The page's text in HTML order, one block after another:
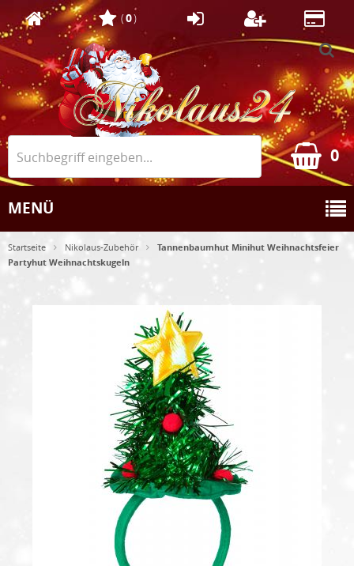
(0)
0
MENÜ
Startseite Nikolaus-Zubehör
Tannenbaumhut Minihut Weihnachtsfeier
Partyhut Weihnachtskugeln